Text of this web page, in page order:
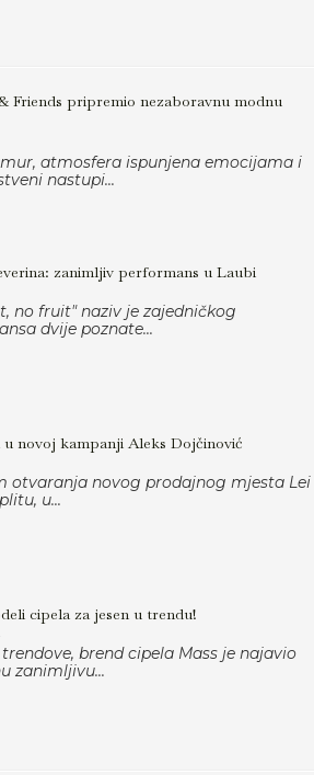
Friends pripremio nezaboravnu modnu
atmosfera ispunjena emocijama i
nastupi...
zanimljiv performans u Laubi
no fruit" naziv je zajedničkog
dvije poznate...
u novoj kampanji Aleks Dojčinović
otvaranja novog prodajnog mjesta Lei
u...
cipela za jesen u trendu!
brend cipela Mass je najavio
zanimljivu...